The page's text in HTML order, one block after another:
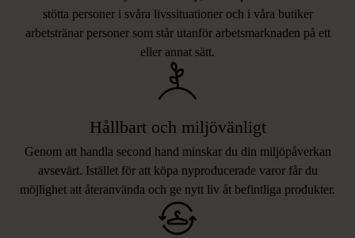
stötta personer i svåra livssituationer och i våra butiker
arbetstränar personer som står utanför arbetsmarknaden på ett
eller annat sätt.
Hållbart och miljövänligt
Genom att handla second hand minskar du din miljöpåverkan
avsevärt. Istället för att köpa nyproducerade varor får du
möjlighet att återanvända och ge nytt liv åt befintliga produkter.